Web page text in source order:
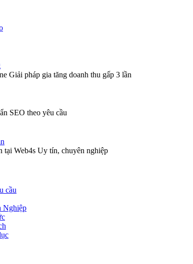
Giải pháp gia tăng doanh thu gấp 3 lần
SEO theo yêu cầu
tại Web4s Uy tín, chuyên nghiệp
cầu
Nghiệp